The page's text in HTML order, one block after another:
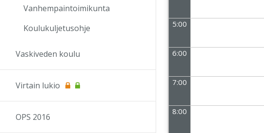
5:00
6:00
7:00
8:00
Vanhempaintoimikunta
Koulukuljetusohje
Vaskiveden koulu
Virtain lukio
OPS 2016